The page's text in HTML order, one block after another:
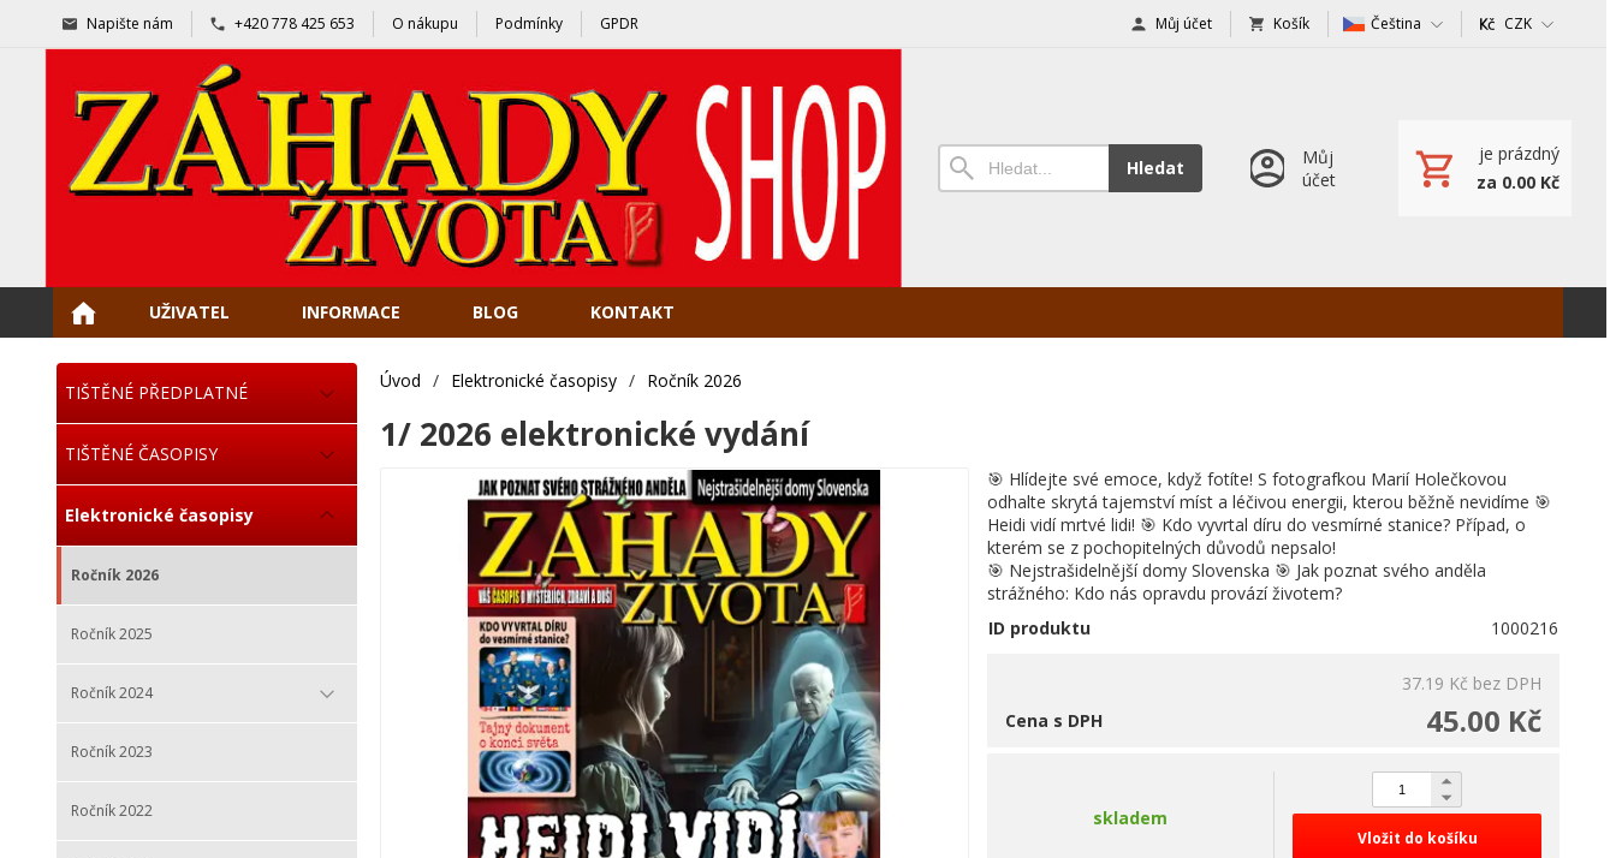
Napište nám +420 778 425 653 O nákupu Podmínky GPDR Můj účet Košík Čeština CZK
Hledat
Můj
účet
je prázdný
za 0.00 Kč
UŽIVATEL INFORMACE BLOG KONTAKT
TIŠTĚNÉ PŘEDPLATNÉ
TIŠTĚNÉ ČASOPISY
Elektronické časopisy
Ročník 2026
Ročník 2025
Ročník 2024
Ročník 2023
Ročník 2022
Úvod / Elektronické časopisy / Ročník 2026
1/ 2026 elektronické vydání
🎯 Hlídejte své emoce, když fotíte! S fotografkou Marií Holečkovou
odhalte skrytá tajemství míst a léčivou energii, kterou běžně nevidíme 🎯
Heidi vidí mrtvé lidi! 🎯 Kdo vyvrtal díru do vesmírné stanice? Případ, o
kterém se z pochopitelných důvodů nepsalo!
🎯 Nejstrašidelnější domy Slovenska 🎯 Jak poznat svého anděla
strážného: Kdo nás opravdu provází životem?
ID produktu
1000216
37.19 Kč bez DPH
45.00 Kč
Cena s DPH
skladem
Vložit do košíku